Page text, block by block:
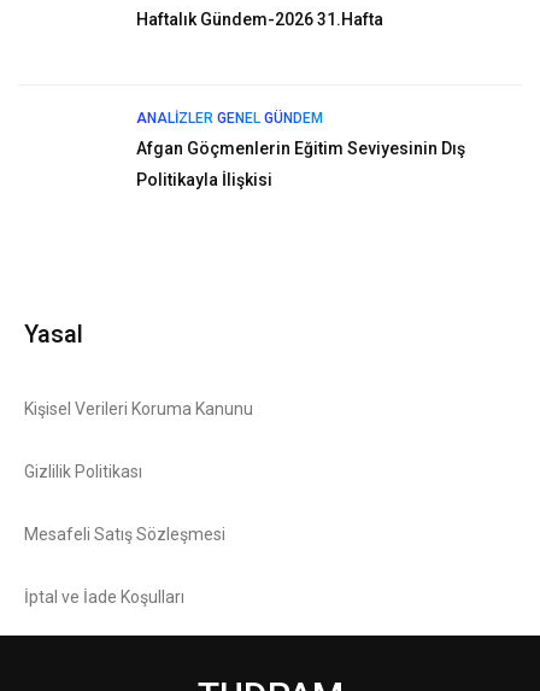
Haftalık Gündem-2026 31.Hafta
ANALIZLER GENEL GÜNDEM
Afgan Göçmenlerin Eğitim Seviyesinin Dış
Politikayla İlişkisi
Yasal
Kişisel Verileri Koruma Kanunu
Gizlilik Politikası
Mesafeli Satış Sözleşmesi
İptal ve İade Koşulları